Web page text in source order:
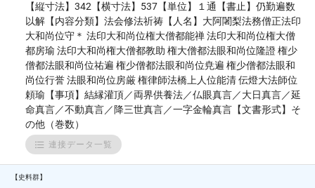
【縦寸法】342【横寸法】537【単位】１通【書止】仍勤遍数
以解【内容分類】法会修法祈祷【人名】大阿闍梨法務僧正法印
大和尚位守＊ 法印大和尚位権大僧都能禅 法印大和尚位権大僧
都房瑜 法印大和尚権大僧都教助 権大僧都法眼和尚位隆證 権少
僧都法眼和尚位祐遍 権少僧都法眼和尚位尭遍 権少僧都法眼和
尚位行誉 法眼和尚位房厳 権律師法橋上人位能清 伝燈大法師位
頼瑜【事項】結縁灌頂／両界供養法／仏眼真言／大日真言／延
命真言／不動真言／降三世真言／一字金輪真言【文書形式】そ
の他（巻数）
連接データ一覧
【史料群】